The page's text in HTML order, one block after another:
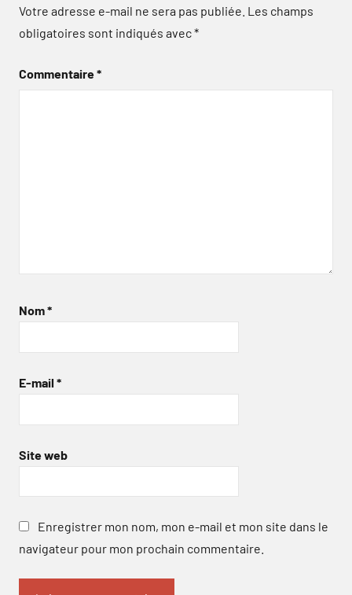
Votre adresse e-mail ne sera pas publiée. Les champs
obligatoires sont indiqués avec*
Commentaire*
Nom*
E-mail *
Site web
Enregistrer mon nom, mon e-mail et mon site dans le
navigateur pour mon prochain commentaire.